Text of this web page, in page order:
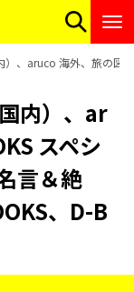
、aruco 海外、旅の図
内）、ar
スペシ
言＆絶
、D-B